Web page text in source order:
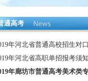
通高考
年河北省普通高校招生对
年河北省高职单招报考须知
年廊坊市普通高考美术类